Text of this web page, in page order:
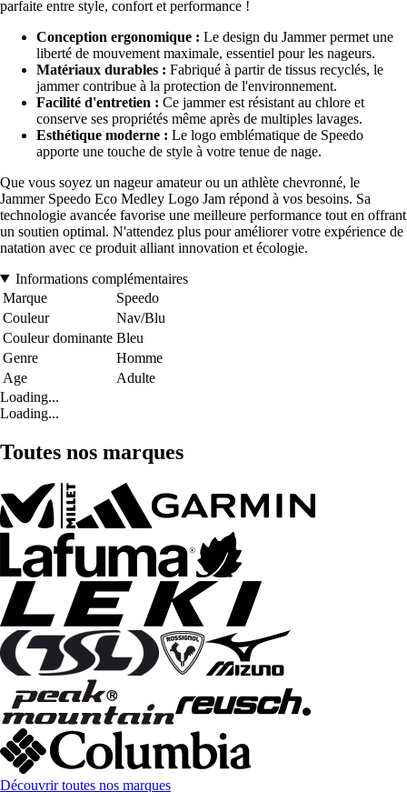
parfaite entre style, confort et performance !
Conception ergonomique : Le design du Jammer permet une
liberté de mouvement maximale, essentiel pour les nageurs.
Matériaux durables : Fabriqué à partir de tissus recyclés, le
jammer contribue à la protection de l'environnement.
Facilité d'entretien : Ce jammer est résistant au chlore et
conserve ses propriétés même après de multiples lavages.
Esthétique moderne : Le logo emblématique de Speedo
apporte une touche de style à votre tenue de nage.
Que vous soyez un nageur amateur ou un athlète chevronné, le
Jammer Speedo Eco Medley Logo Jam répond à vos besoins. Sa
technologie avancée favorise une meilleure performance tout en offrant
un soutien optimal. N'attendez plus pour améliorer votre expérience de
natation avec ce produit alliant innovation et écologie.
Informations complémentaires
Marque
Speedo
Couleur
Nav/Blu
Couleur dominante Bleu
Genre
Homme
Age
Adulte
Loading...
Loading...
Toutes nos marques
Découvrir toutes nos marques